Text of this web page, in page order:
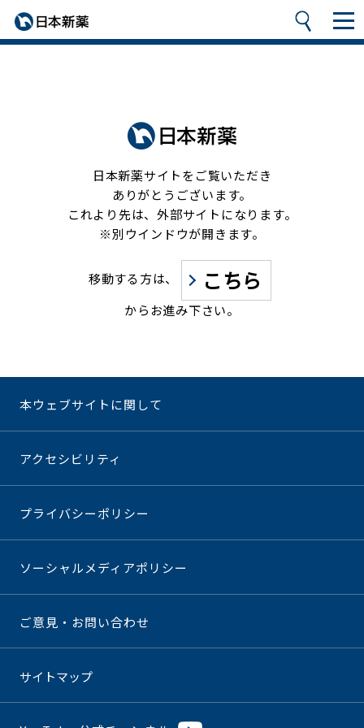
日本新薬サイトをご覧いただき
ありがとうございます。
これより先は、外部サイトになります。
※別ウインドウが開きます。
移動する方は、 こちら
からお進み下さい。
本ウェブサイトに関して
アクセシビリティ
プライバシーポリシー
ソーシャルメディアポリシー
ご意見・お問い合わせ
サイトマップ